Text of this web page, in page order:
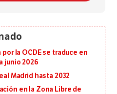
la OCDE se traduce en
junio 2026
Madrid hasta 2032
en la Zona Libre de